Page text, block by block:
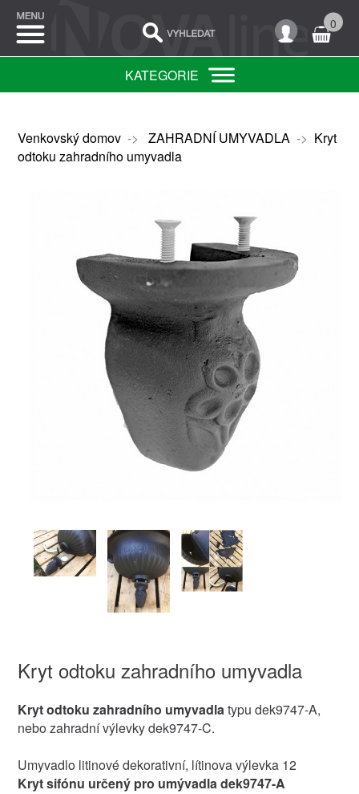
0
KATEGORIE
Venkovský domov-> ZAHRADNÍ UMYVADLA-> Kryt
odtoku zahradního umyvadla
Kryt odtoku zahradního umyvadla
Kryt odtoku zahradního umyvadlatypu dek9747-A,
nebo zahradní výlevky dek9747-C.
Umyvadlo litinové dekorativní, lítinova výlevka 12
Kryt sifónu určený pro umývadla dek9747-A